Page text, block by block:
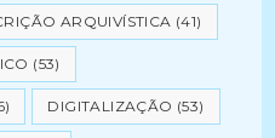
ARQUIVÍSTICA (41)
(53)
DIGITALIZAÇÃO (53)